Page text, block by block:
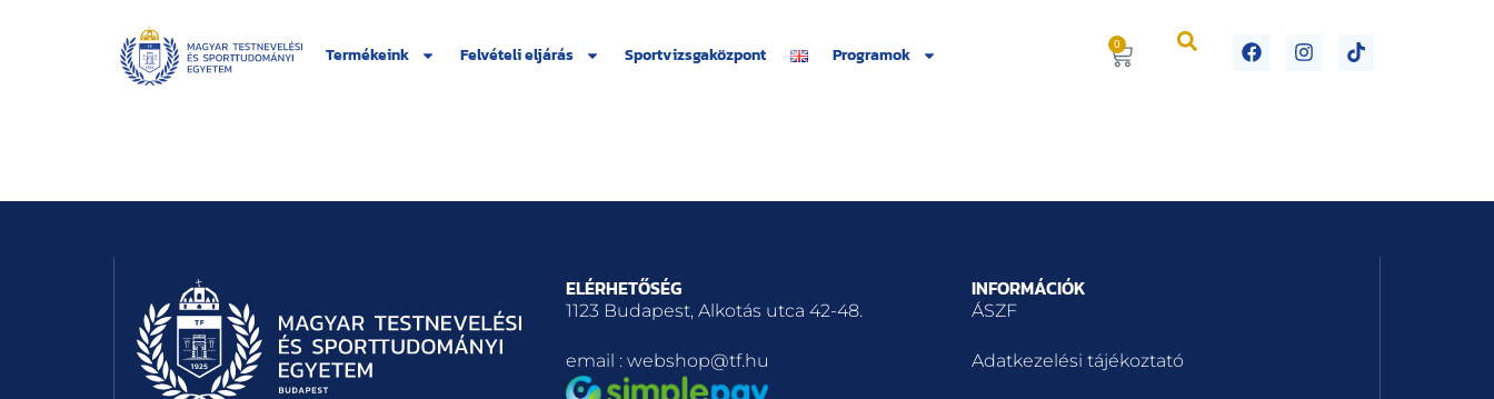
Termékeink Felvételi eljárás Sportvizsgaközpont Programok 0
ELÉRHETŐSÉG
1123 Budapest, Alkotás utca 42-48.
email : webshop@tf.hu
INFORMÁCIÓK
ÁSZF
Adatkezelési tájékoztató